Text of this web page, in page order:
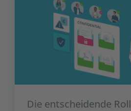
Die entscheidende